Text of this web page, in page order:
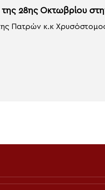
28ης Οκτωβρίου
Πατρών κ.κ